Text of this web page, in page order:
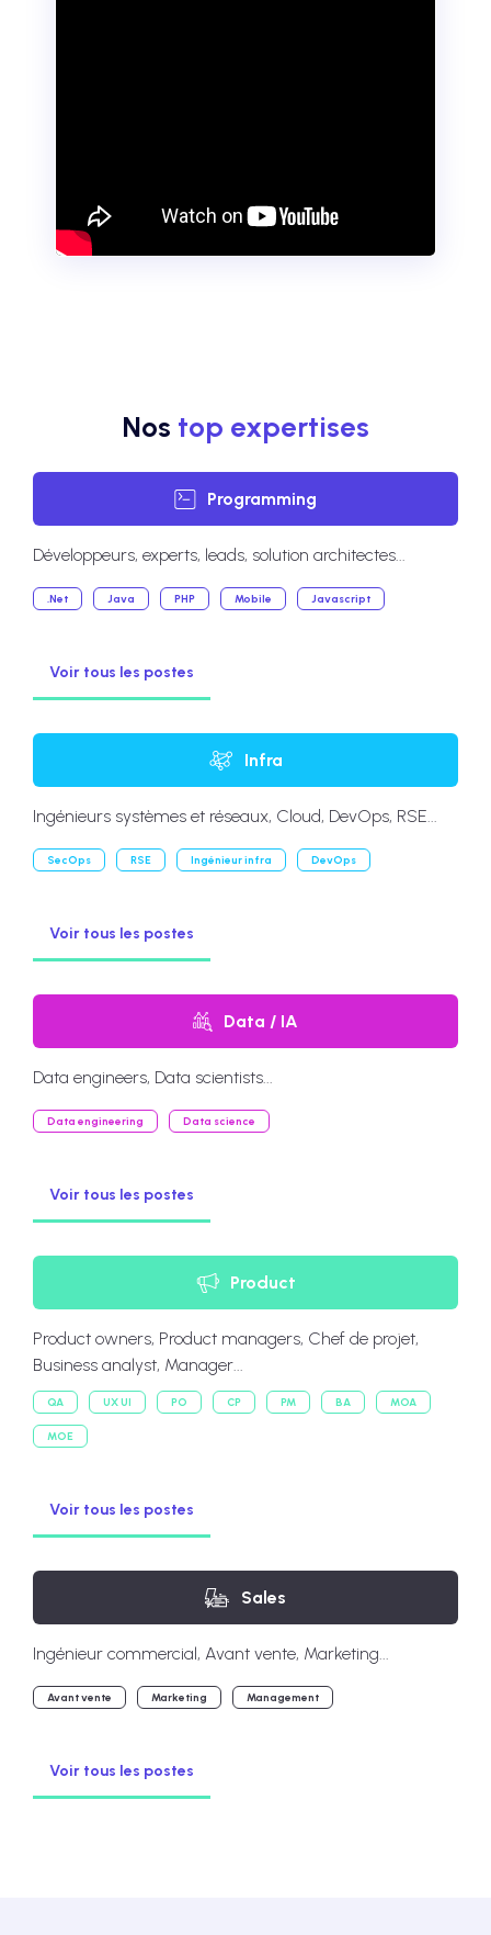
Nos top expertises
Programming
Développeurs, experts, leads, solution architectes...
.Net Java PHP Mobile Javascript
Voir tous les postes
Infra
Ingénieurs systèmes et réseaux, Cloud, DevOps, RSE...
SecOps RSE Ingénieur infra DevOps
Voir tous les postes
Data / IA
Data engineers, Data scientists...
Data engineering Data science
Voir tous les postes
Product
Product owners, Product managers, Chef de projet,
Business analyst, Manager...
QA UX UI PO CP PM BA MOA
MOE
Voir tous les postes
Sales
Ingénieur commercial, Avant vente, Marketing...
Avant vente Marketing Management
Voir tous les postes